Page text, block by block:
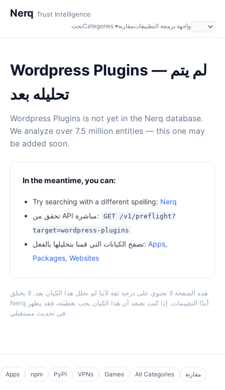
Nerq Trust Intelligence
بحثCategories ▾مقارنةواجهة برمجة التطبيقات
Wordpress Plugins — لم يتم
تحليله بعد
Wordpress Plugins is not yet in the Nerq database.
We analyze over 7.5 million entities — this one may
be added soon.
In the meantime, you can:
Try searching with a different spelling: Nerq
تحقق من API مباشرة:
GET /v1/preflight?
target=wordpress-plugins
تصفح الكيانات التي قمنا بتحليلها بالفعل: Apps,
Packages, Websites
هذه الصفحة لا تحتوي على درجة ثقة لأننا لم نحلل هذا الكيان بعد. لا يختلق
Nerq أبدًا التقييمات. إذا كنت تعتقد أن هذا الكيان يجب تغطيته، فقد يظهر
في تحديث مستقبلي.
Apps npm PyPI VPNs Games All Categories مقارنة